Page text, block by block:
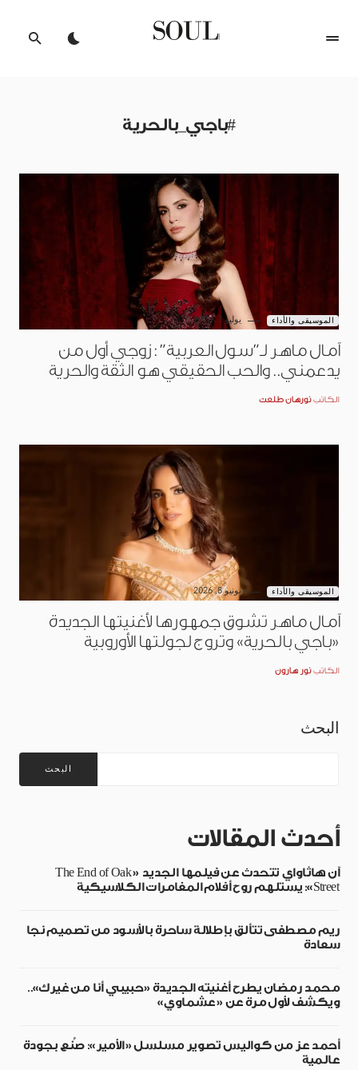
#باجي_بالحرية
الموسيقى والأداء يوليو 7, 2026
آمال ماهر لـ”سول العربية”: زوجي أول من
يدعمني.. والحب الحقيقي هو الثقة والحرية
الكاتب نورهان طلعت
الموسيقى والأداء يونيو 8, 2026
آمال ماهر تشوق جمهورها لأغنيتها الجديدة
«باجي بالحرية» وتروج لجولتها الأوروبية
الكاتب نور هارون
البحث
البحث
أحدث المقالات
آن هاثاواي تتحدث عن فيلمها الجديد «The End of Oak
Street»: يستلهم روح أفلام المغامرات الكلاسيكية
ريم مصطفى تتألق بإطلالة ساحرة بالأسود من تصميم نجا
سعادة
محمد رمضان يطرح أغنيته الجديدة «حبيبي أنا من غيرك»..
ويكشف لأول مرة عن «عشماوي»
أحمد عز من كواليس تصوير مسلسل «الأمير»: صُنع بجودة
عالمية